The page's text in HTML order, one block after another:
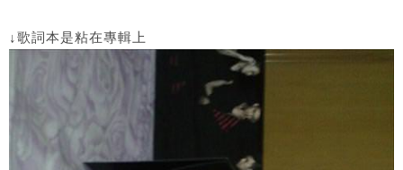
↓歌詞本是粘在專輯上